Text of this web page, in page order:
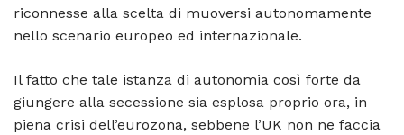
riconnesse alla scelta di muoversi autonomamente
nello scenario europeo ed internazionale.
Il fatto che tale istanza di autonomia così forte da
giungere alla secessione sia esplosa proprio ora, in
piena crisi dell’eurozona, sebbene l’UK non ne faccia